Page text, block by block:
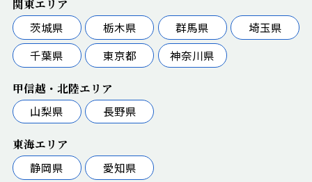
関東エリア
茨城県
栃木県 群馬県
埼玉県
千葉県
東京都 神奈川県
甲信越・北陸エリア
山梨県
長野県
東海エリア
静岡県
愛知県